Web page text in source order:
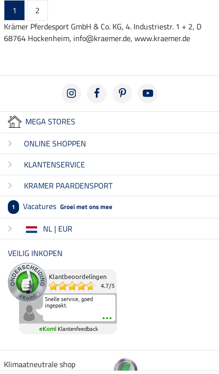
1
2
Krämer Pferdesport GmbH & Co. KG, 4. Industriestr. 1 + 2, D
68764 Hockenheim, info@kraemer.de, www.kraemer.de
MEGA STORES
ONLINE SHOPPEN
KLANTENSERVICE
KRAMER PAARDENSPORT
1 Vacatures Groei met ons mee
NL | EUR
VEILIG INKOPEN
Klantbeoordelingen
4.7/5
Snelle service, goed
ingepakt.
eKomi Klantenfeedback
Klimaatneutrale shop